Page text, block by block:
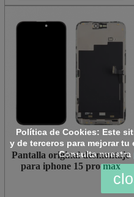
Pantalla original desmontaje
para iphone 15 pro max
Política de Cookies: Este
y de terceros para mejorar
Consulta nuestra